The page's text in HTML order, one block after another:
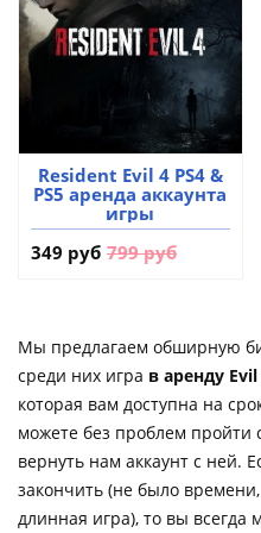
Resident Evil 4 PS4 &
PS5 аренда аккаунта
игры
349 руб 799 руб
Мы предлагаем обширную
среди них игра в аренду Evil
которая вам доступна на
можете без проблем пройти
вернуть нам аккаунт с ней.
закончить (не было
длинная игра), то вы